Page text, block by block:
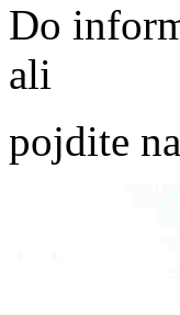
Do
ali
pojdite na